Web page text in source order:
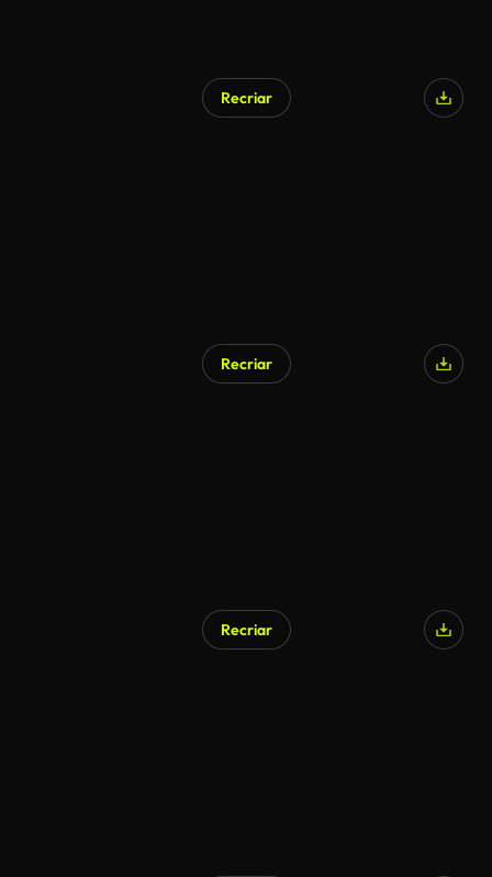
Recriar
Recriar
Recriar